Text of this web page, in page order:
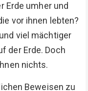
Erde umher und
vor ihnen lebten?
viel mächtiger
der Erde. Doch
nichts.
Beweisen zu